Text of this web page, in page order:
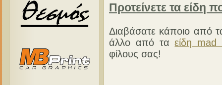
Προτείνετε τα είδη
Διαβάσατε κάποιο από
άλλο από ταείδη mad
φίλους σας!